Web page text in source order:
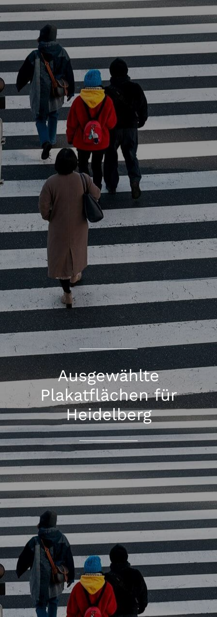
Ausgewählte
Plakatflächen für
Heidelberg